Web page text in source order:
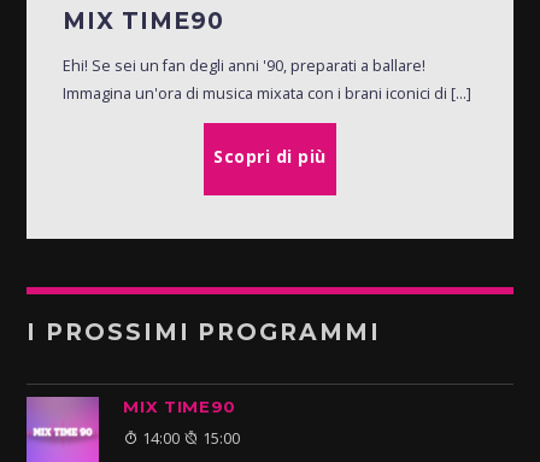
MIX TIME90
Ehi! Se sei un fan degli anni '90, preparati a ballare!
Immagina un'ora di musica mixata con i brani iconici di [...]
Scopri di più
I PROSSIMI PROGRAMMI
MIX TIME90
14:00 15:00